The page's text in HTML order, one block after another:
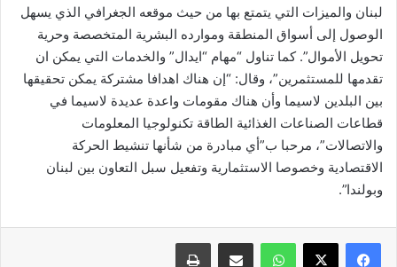
لبنان والميزات التي يتمتع بها من حيث موقعه الجغرافي الذي يسهل
الوصول إلى أسواق المنطقة وموارده البشرية المتخصصة وحرية
تحويل الأموال”. كما تناول “مهام “ايدال” والخدمات التي يمكن ان
تقدمها للمستثمرين”، وقال: “إن هناك اهدافا مشتركة يمكن تحقيقها
بين البلدين لاسيما وأن هناك مقومات واعدة عديدة لاسيما في
قطاعات الصناعات الغذائية الطاقة تكنولوجيا المعلومات
والاتصالات”، مرحبا ب”أي مبادرة من شأنها تنشيط الحركة
الاقتصادية وخصوصا الاستثمارية وتفعيل سبل التعاون بين لبنان
وبولندا”.
واتساب مشاركة عبر البريد طباعة